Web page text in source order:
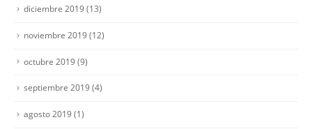
diciembre 2019(13)
noviembre 2019(12)
octubre 2019(9)
septiembre 2019(4)
agosto 2019(1)
TIENDA
Politica de Cookies